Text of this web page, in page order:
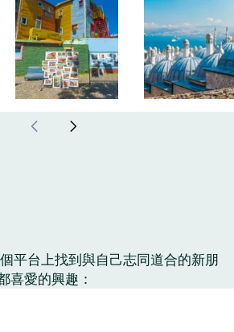
平台上找到與自己志同道合的新朋
喜愛的興趣：